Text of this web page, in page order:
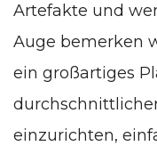
Artefakte und
Auge bemerken
ein großartiges
einzurichten,